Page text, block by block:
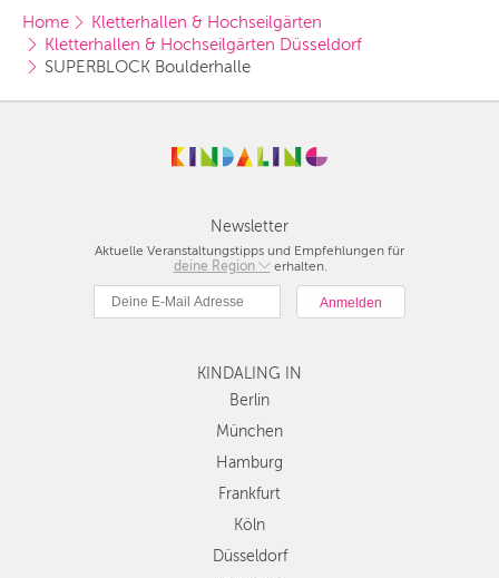
Home
Kletterhallen & Hochseilgärten
Kletterhallen & Hochseilgärten Düsseldorf
SUPERBLOCK Boulderhalle
Newsletter
Aktuelle Veranstaltungstipps und Empfehlungen für
deine Region
Berlin
München
Hamburg
Köln
Düsseldorf
Stuttgart
Essen
Dresden
Nürnberg
erhalten.
KINDALING IN
Berlin
München
Hamburg
Frankfurt
Köln
Düsseldorf